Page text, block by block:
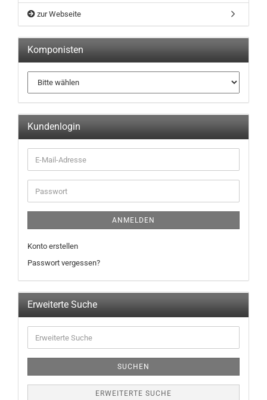
zur Webseite
Komponisten
Kundenlogin
ANMELDEN
Konto erstellen
Passwort vergessen?
Erweiterte Suche
SUCHEN
ERWEITERTE SUCHE